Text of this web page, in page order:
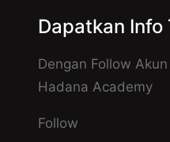
Dapatkan Info
Dengan Follow
Hadana Academy
Follow